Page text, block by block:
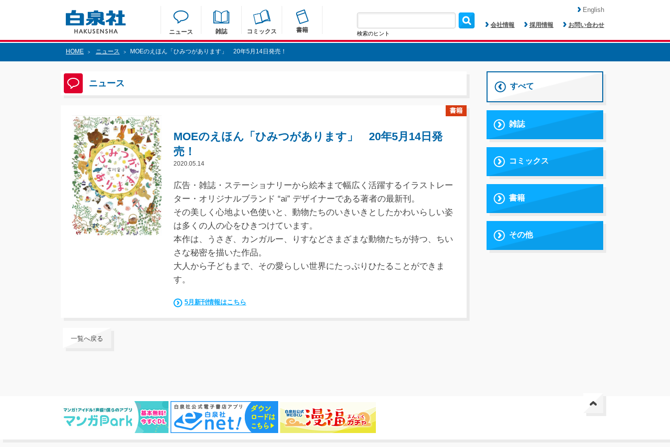
ニュース 雑誌 コミックス 書籍 検索のヒント
会社情報 採用情報 お問い合わせ
English
HOME > ニュース > MOEのえほん「ひみつがあります」 20年5月14日発売！
ニュース すべて
雑誌
コミックス
書籍
その他
書籍
MOEのえほん「ひみつがあります」 20年5月14日発
売！
2020.05.14
広告・雑誌・ステーショナリーから絵本まで幅広く活躍するイラストレー
ター・オリジナルブランド “ai” デザイナーである著者の最新刊。
その美しく心地よい色使いと、動物たちのいきいきとしたかわいらしい姿
は多くの人の心をひきつけています。
本作は、うさぎ、カンガルー、りすなどさまざまな動物たちが持つ、ちい
さな秘密を描いた作品。
大人から子どもまで、その愛らしい世界にたっぷりひたることができま
す。
5月新刊情報はこちら
一覧へ戻る